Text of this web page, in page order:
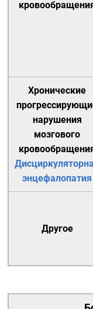
Хронические
нарушения
мозгового
энцефалопатия
Другое